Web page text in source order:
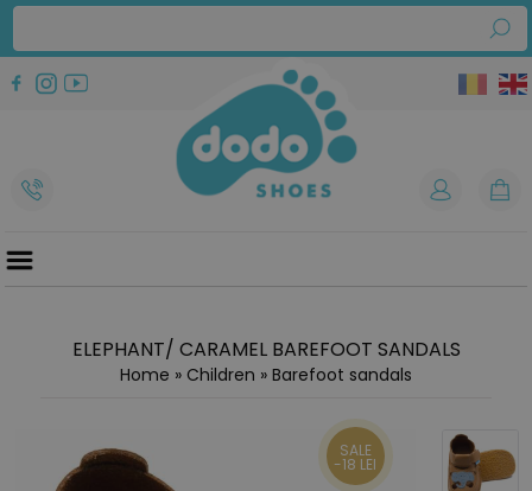
ELEPHANT/ CARAMEL BAREFOOT SANDALS
Home » Children » Barefoot sandals
SALE
-18 LEI